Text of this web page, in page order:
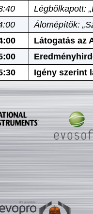
Légbőlkapott:
Álomépítők:
Látogatás az
Igény szerint